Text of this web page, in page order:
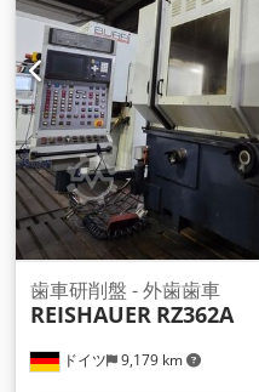
ドイツ 9,179 km
歯車研削盤 - 外歯歯車
REISHAUER RZ362A